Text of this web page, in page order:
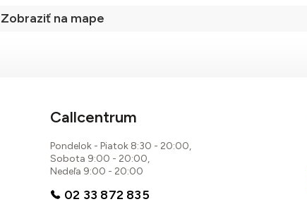
Zobraziť na mape
Callcentrum
Pondelok - Piatok 8:30 - 20:00,
Sobota 9:00 - 20:00,
Nedeľa 9:00 - 20:00
02 33 872 835